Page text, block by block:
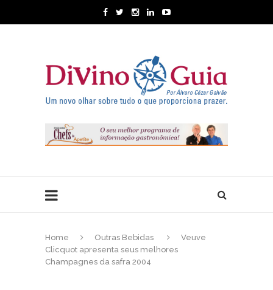
Home Outras Bebidas
Veuve
Clicquot apresenta seus melhores
Champagnes da safra 2004